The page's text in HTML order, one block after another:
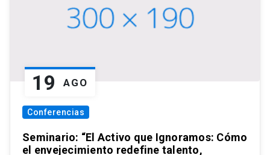
19 AGO
Conferencias
Seminario: “El Activo que Ignoramos: Cómo
el envejecimiento redefine talento,